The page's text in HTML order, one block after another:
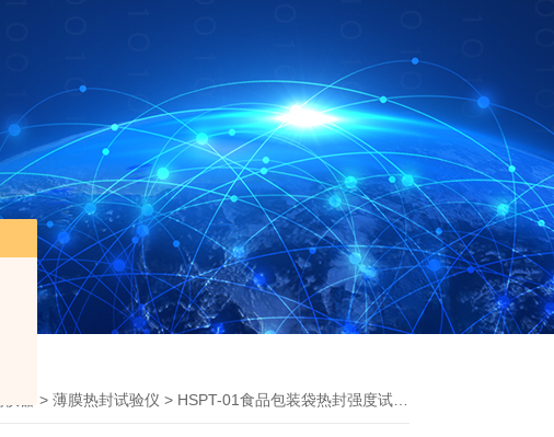
> 薄膜热封试验仪 > HSPT-01食品包装袋热封强度试验机